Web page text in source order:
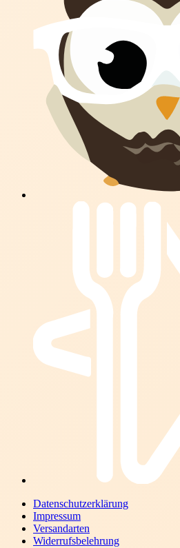
Datenschutzerklärung
Impressum
Versandarten
Widerrufsbelehrung